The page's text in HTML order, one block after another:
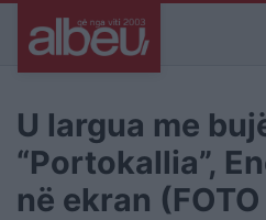
U largua me
“Portokallia”,
në ekran